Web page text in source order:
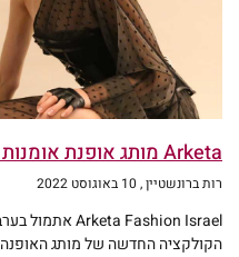
Arketa מותג אופנת אומנות & אומנות האופנה
רות ברונשטיין 10 באוגוסט 2022
הקולקציה החדשה של מותג האופנה Arketa Fashion Israel Arketa, כולם